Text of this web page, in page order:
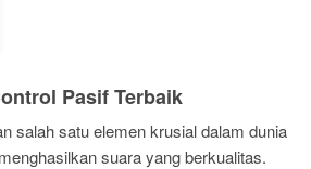
Pasif Terbaik
salah satu elemen krusial dalam dunia
suara yang berkualitas.